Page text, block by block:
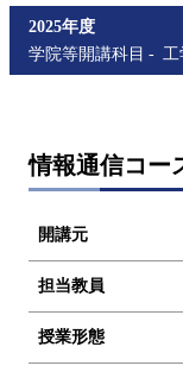
2025年度
学院等開講科目
工
情報通信コー
開講元
担当教員
授業形態